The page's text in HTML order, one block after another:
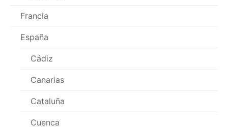
Francia
España
Cádiz
Canarias
Cataluña
Cuenca